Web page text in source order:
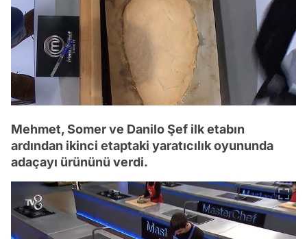
Mehmet, Somer ve Danilo Şef ilk etabın
ardından ikinci etaptaki yaratıcılık oyununda
adaçayı ürününü verdi.